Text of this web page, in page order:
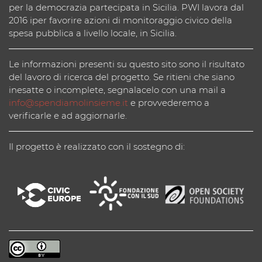
per la democrazia partecipata in Sicilia. PWI lavora dal
2016 iper favorire azioni di monitoraggio civico della
spesa pubblica a livello locale, in Sicilia.
Le informazioni presenti su questo sito sono il risultato
del lavoro di ricerca del progetto. Se ritieni che siano
inesatte o incomplete, segnalacelo con una mail a
info@spendiamolinsieme.it e provvederemo a
verificarle e ad aggiornarle.
Il progetto è realizzato con il sostegno di: